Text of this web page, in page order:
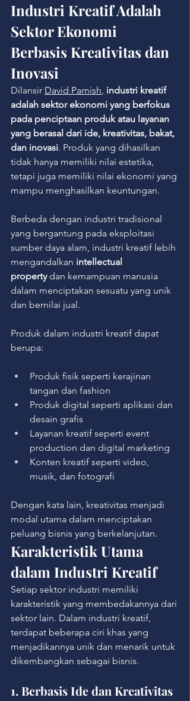
Industri Kreatif Adalah
Sektor Ekonomi
Berbasis Kreativitas dan
Inovasi
Dilansir David Parnish, industri kreatif
adalah sektor ekonomi yang berfokus
pada penciptaan produk atau layanan
yang berasal dari ide, kreativitas, bakat,
dan inovasi. Produk yang dihasilkan
tidak hanya memiliki nilai estetika,
tetapi juga memiliki nilai ekonomi yang
mampu menghasilkan keuntungan.
Berbeda dengan industri tradisional
yang bergantung pada eksploitasi
sumber daya alam, industri kreatif lebih
mengandalkan intellectual
property dan kemampuan manusia
dalam menciptakan sesuatu yang unik
dan bernilai jual.
Produk dalam industri kreatif dapat
berupa:
Produk fisik seperti kerajinan
tangan dan fashion
Produk digital seperti aplikasi dan
desain grafis
Layanan kreatif seperti event
production dan digital marketing
Konten kreatif seperti video,
musik, dan fotografi
Dengan kata lain, kreativitas menjadi
modal utama dalam menciptakan
peluang bisnis yang berkelanjutan.
Karakteristik Utama
dalam Industri Kreatif
Setiap sektor industri memiliki
karakteristik yang membedakannya dari
sektor lain. Dalam industri kreatif,
terdapat beberapa ciri khas yang
menjadikannya unik dan menarik untuk
dikembangkan sebagai bisnis.
1. Berbasis Ide dan Kreativitas